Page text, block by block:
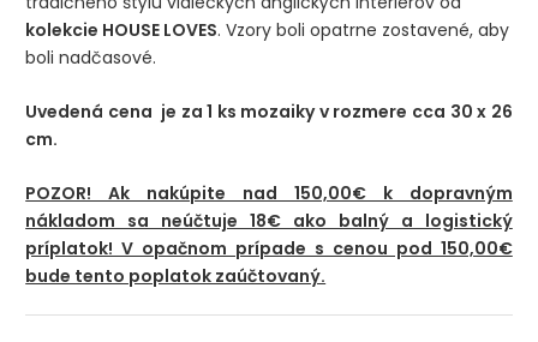
kolekcie HOUSE LOVES. Vzory boli opatrne zostavené, aby
boli nadčasové.
Uvedená cena je za 1 ks mozaiky v rozmere cca 30 x 26
cm.
POZOR! Ak nakúpite nad 150,00€ k dopravným
nákladom sa neúčtuje 18€ ako balný a logistický
príplatok! V opačnom prípade s cenou pod 150,00€
bude tento poplatok zaúčtovaný.